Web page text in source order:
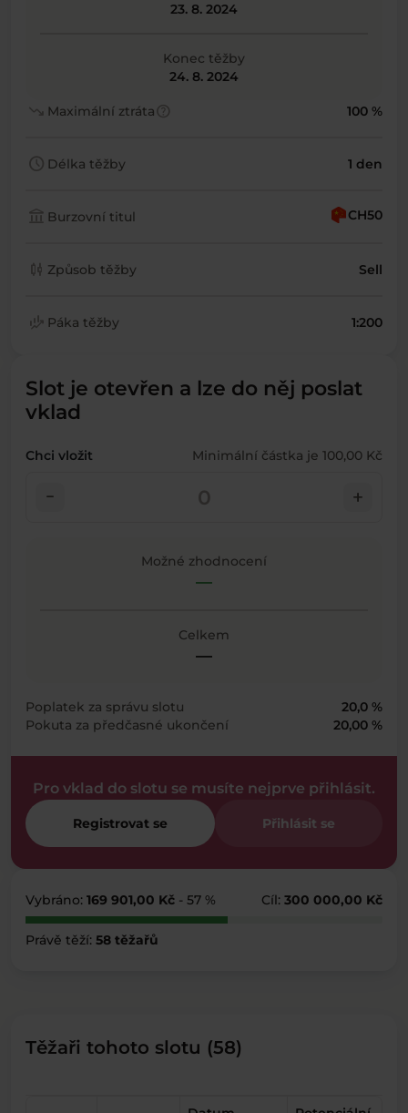
23. 8. 2024
Konec těžby
24. 8. 2024
trending_down Maximální ztrátahelp 100 %
schedule Délka těžby 1 den
account_balance Burzovní titul CH50
candlestick_chart Způsob těžby Sell
finance_mode Páka těžby 1:200
Slot je otevřen a lze do něj poslat
vklad
Chci vložit Minimální částka je 100,00 Kč
check_indeterminate_small add
Možné zhodnocení
—
Celkem
—
Poplatek za správu slotu
20,0 %
Pokuta za předčasné ukončení
20,00 %
Pro vklad do slotu se musíte nejprve přihlásit.
Registrovat se Přihlásit se
Vybráno: 169 901,00 Kč - 57 % Cíl: 300 000,00 Kč
Právě těží: 58 těžařů
Těžaři tohoto slotu (58)